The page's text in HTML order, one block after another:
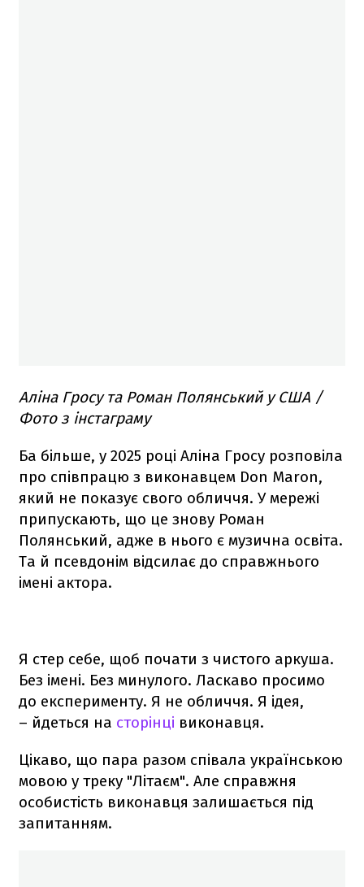
Аліна Гросу та Роман Полянський у США /
Фото з інстаграму
Ба більше, у 2025 році Аліна Гросу розповіла
про співпрацю з виконавцем Don Maron,
який не показує свого обличчя. У мережі
припускають, що це знову Роман
Полянський, адже в нього є музична освіта.
Та й псевдонім відсилає до справжнього
імені актора.
Я стер себе, щоб почати з чистого аркуша.
Без імені. Без минулого. Ласкаво просимо
до експерименту. Я не обличчя. Я ідея,
– йдеться на сторінці виконавця.
Цікаво, що пара разом співала українською
мовою у треку "Літаєм". Але справжня
особистість виконавця залишається під
запитанням.